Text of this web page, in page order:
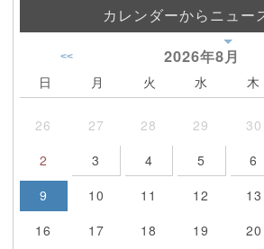
カレンダーからニュー
2026年8月
<<
日 月 火 水 木
26 27 28 29 30
2
3 4 5 6
9
10 11 12 13
16
17 18 19 20